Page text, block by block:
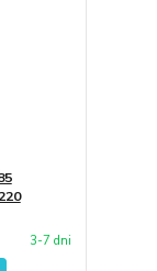
3-7 dni